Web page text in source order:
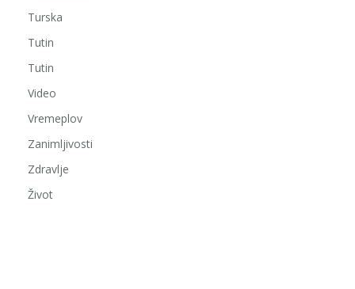
Turska
Tutin
Tutin
Video
Vremeplov
Zanimljivosti
Zdravlje
Život